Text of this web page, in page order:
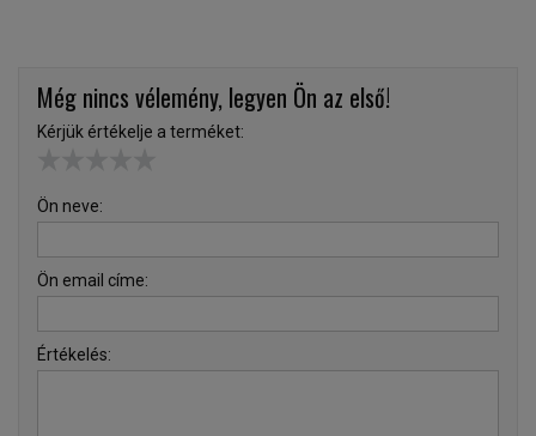
Még nincs vélemény, legyen Ön az első!
Kérjük értékelje a terméket:
Ön neve:
Ön email címe:
Értékelés: